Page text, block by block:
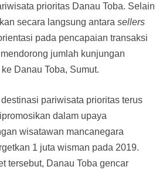
prioritas Danau Toba. Selain
secara langsung antara sellers
pada pencapaian transaksi
jumlah kunjungan
Danau Toba, Sumut.
pariwisata prioritas terus
dalam upaya
wisatawan mancanegara
1 juta wisman pada 2019.
tersebut, Danau Toba gencar